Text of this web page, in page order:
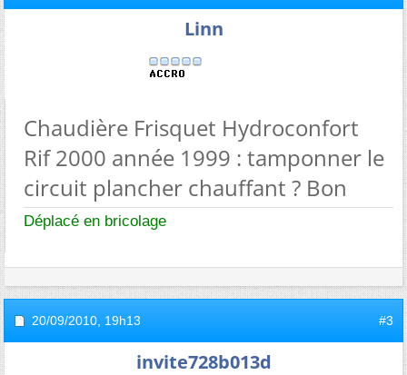
Linn
Chaudière Frisquet Hydroconfort
Rif 2000 année 1999 : tamponner le
circuit plancher chauffant ? Bon
Déplacé en bricolage
20/09/2010, 19h13 #3
invite728b013d